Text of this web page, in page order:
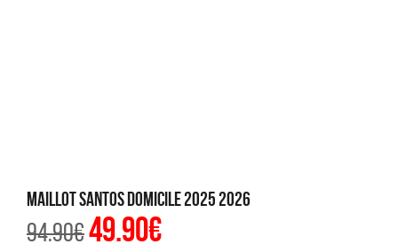
Maillot Santos Domicile 2025 2026
94.90€Le
prix
49.90€Le
prix